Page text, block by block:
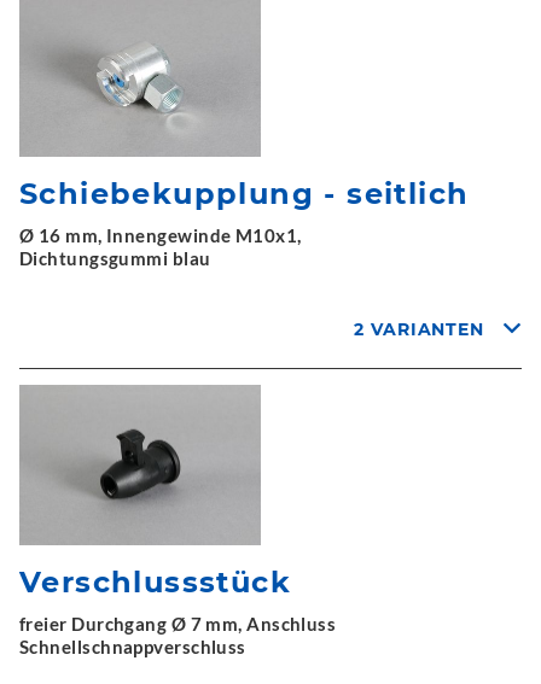
Schiebekupplung - seitlich
Ø 16 mm, Innengewinde M10x1,
Dichtungsgummi blau
2 VARIANTEN
Verschlussstück
freier Durchgang Ø 7 mm, Anschluss
Schnellschnappverschluss